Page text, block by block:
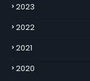
2023
2022
2021
2020